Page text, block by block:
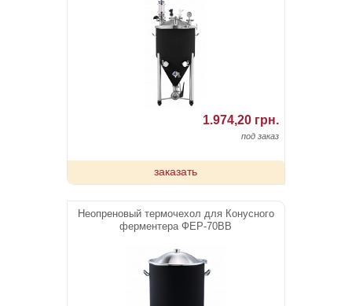
1.974,20 грн.
под заказ
заказать
Неопреновый термочехол для Конусного
ферментера ФЕР-70ВВ